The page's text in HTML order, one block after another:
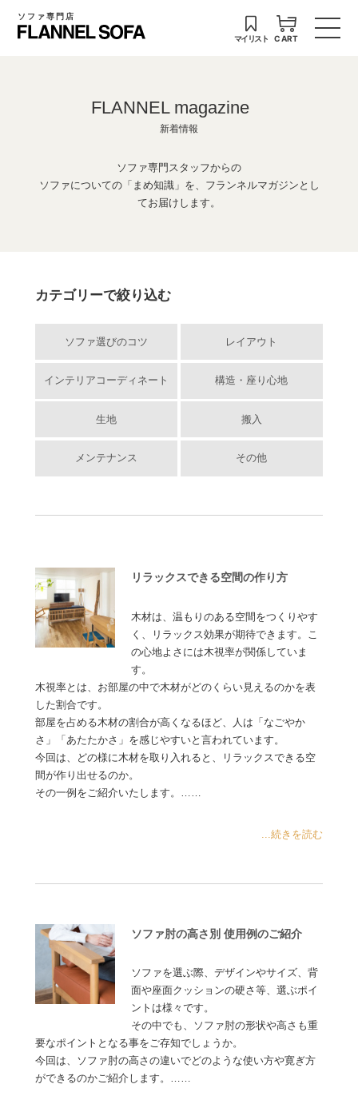
ソファ専門店
マイリスト CART
FLANNEL magazine
新着情報
ソファ専門スタッフからの
ソファについての「まめ知識」を、フランネルマガジンとし
てお届けします。
カテゴリーで絞り込む
ソファ選びのコツ レイアウト
インテリアコーディネート 構造・座り心地
生地 搬入
メンテナンス その他
リラックスできる空間の作り方
木材は、温もりのある空間をつくりやす
く、リラックス効果が期待できます。こ
の心地よさには木視率が関係していま
す。
木視率とは、お部屋の中で木材がどのくらい見えるのかを表
した割合です。
部屋を占める木材の割合が高くなるほど、人は「なごやか
さ」「あたたかさ」を感じやすいと言われています。
今回は、どの様に木材を取り入れると、リラックスできる空
間が作り出せるのか。
その一例をご紹介いたします。……
...続きを読む
ソファ肘の高さ別 使用例のご紹介
ソファを選ぶ際、デザインやサイズ、背
面や座面クッションの硬さ等、選ぶポイ
ントは様々です。
その中でも、ソファ肘の形状や高さも重
要なポイントとなる事をご存知でしょうか。
今回は、ソファ肘の高さの違いでどのような使い方や寛ぎ方
ができるのかご紹介します。……